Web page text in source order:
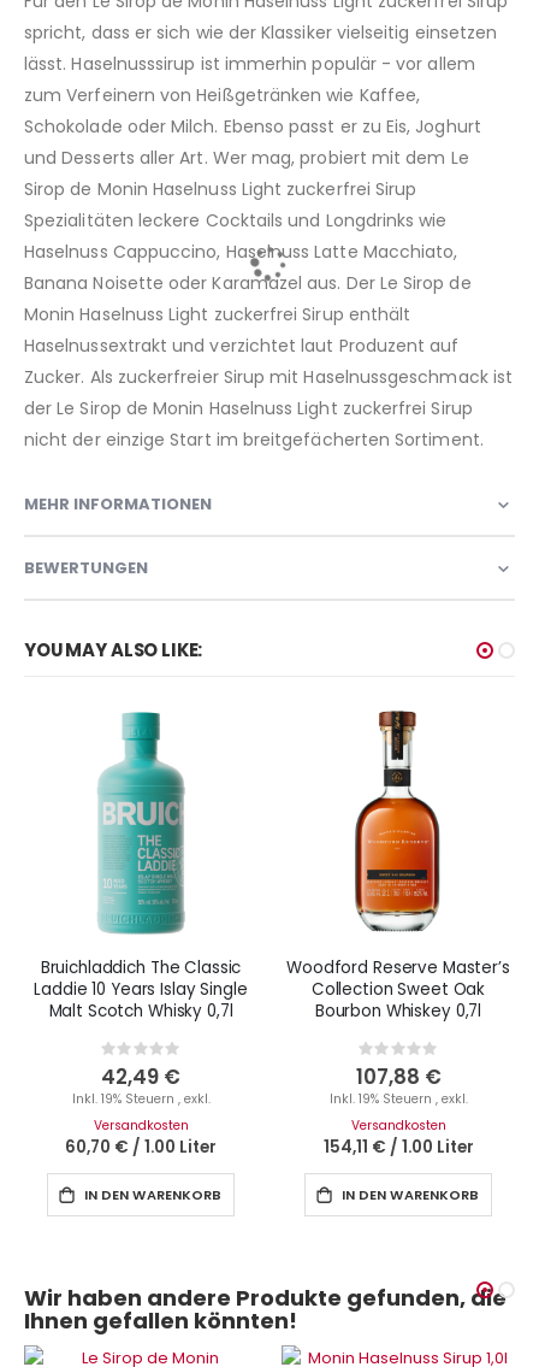
spricht, dass er sich wie der Klassiker vielseitig einsetzen
lässt. Haselnusssirup ist immerhin populär - vor allem
zum Verfeinern von Heißgetränken wie Kaffee,
Schokolade oder Milch. Ebenso passt er zu Eis, Joghurt
und Desserts aller Art. Wer mag, probiert mit dem Le
Sirop de Monin Haselnuss Light zuckerfrei Sirup
Spezialitäten leckere Cocktails und Longdrinks wie
Haselnuss Cappuccino, Haselnuss Latte Macchiato,
Banana Noisette oder Karamazel aus. Der Le Sirop de
Monin Haselnuss Light zuckerfrei Sirup enthält
Haselnussextrakt und verzichtet laut Produzent auf
Zucker. Als zuckerfreier Sirup mit Haselnussgeschmack ist
der Le Sirop de Monin Haselnuss Light zuckerfrei Sirup
nicht der einzige Start im breitgefächerten Sortiment.
MEHR INFORMATIONEN
BEWERTUNGEN
YOU MAY ALSO LIKE:
Bruichladdich The Classic
Laddie 10 Years Islay Single
Malt Scotch Whisky 0,7l
Rating:
0%
42,49 €
Inkl. 19% Steuern , exkl.
Versandkosten
60,70 € / 1.00 Liter
IN DEN WARENKORB
Woodford Reserve Master’s
Collection Sweet Oak
Bourbon Whiskey 0,7l
Rating:
0%
107,88 €
Inkl. 19% Steuern , exkl.
Versandkosten
154,11 € / 1.00 Liter
IN DEN WARENKORB
Wir haben andere Produkte gefunden, die
Ihnen gefallen könnten!